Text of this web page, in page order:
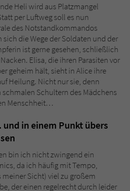
Heli wird aus Platzmangel
per Luftweg soll es nun
des Notstandkommandos
die Wege der Soldaten und der
ist gerne gesehen, schließlich
Elisa, die ihren Parasiten vor
geheim hält, sieht in Alice ihre
Heilung. Nicht nur sie, denn
Schultern des Mädchens
Menschheit…
in einem Punkt übers
bin ich nicht zwingend ein
da ich häufig mit Tempo,
Sicht) viel zu großem
der einen regelrecht durch leider